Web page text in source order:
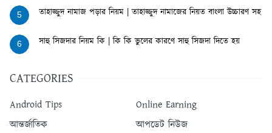
5 তাহাজ্জুদ নামাজ পড়ার নিয়ম | তাহাজ্জুদ নামাজের নিয়ত বাংলা উচ্চারণ সহ
6 সাহু সিজদার নিয়ম কি | কি কি ভুলের কারণে সাহু সিজদা দিতে হয়
CATEGORIES
Android Tips
Online Earning
আন্তর্জাতিক
আপডেট নিউজ